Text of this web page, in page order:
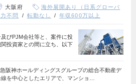
大阪府
海外展開あり（日系グローバ
不問 転勤なし 年収600万以上
びPJM会社等と、案件に投
投資家との間に立ち、以下
急阪神ホールディングスグループの総合不動産デ
を中心としたエリアで、マンショ…